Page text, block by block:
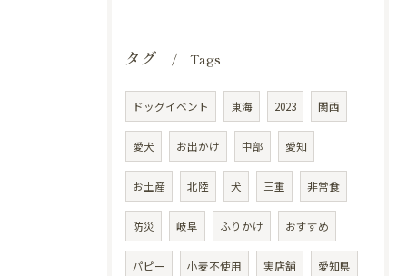
タグ Tags
ドッグイベント 東海 2023 関西
愛犬 お出かけ 中部 愛知
お土産 北陸 犬 三重 非常食
防災 岐阜 ふりかけ おすすめ
パピー 小麦不使用 実店舗 愛知県